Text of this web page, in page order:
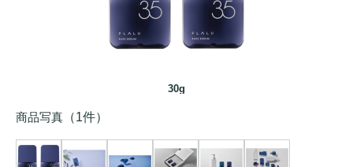
30g
商品写真 （1件）